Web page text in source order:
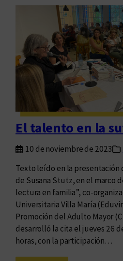
El talento en la
10 de noviembre de 2023
Texto leído en la presentación
de Susana Stutz, en el marco
lectura en familia”, co-
Universitaria Villa María
Promoción del Adulto Mayor
desarrolló la cita el jueves 26
horas, con la participación…